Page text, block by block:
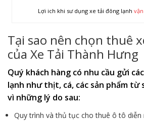
Lợi ich khi sư dụng xe tải đông lạnh
Tại sao nên chọn thuê
của Xe Tải Thành Hưng
Quý khách hàng có nhu cầu gửi
lạnh như thịt, cá, các sản phẩm
vì những lý do sau:
Quy trình và thủ tục cho thuê ô tô diễn